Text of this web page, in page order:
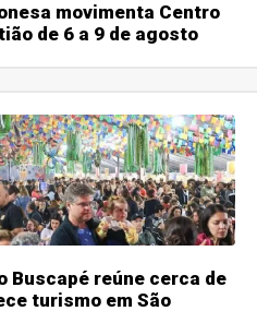
movimenta Centro
de 6 a 9 de agosto
Buscapé reúne cerca de
turismo em São